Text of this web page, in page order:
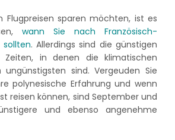
Flugpreisen sparen möchten, ist es
wann Sie nach Französisch-
sollten. Allerdings sind die günstigen
in denen die klimatischen
ungünstigsten sind. Vergeuden Sie
polynesische Erfahrung und wenn
reisen können, sind September und
und ebenso angenehme